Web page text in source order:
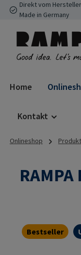
Hauptinhalt springen
Zur Suche springen
Zur
Direkt vom
Made in Germany
Home
Kontakt
Onlineshop
RAMPA
Bestseller